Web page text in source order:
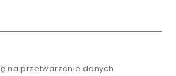
na przetwarzanie danych